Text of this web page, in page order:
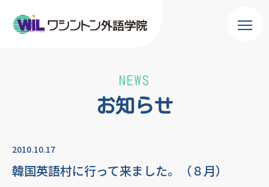
お知らせ
NEWS
2010.10.17
韓国英語村に行って来ました。（８月）